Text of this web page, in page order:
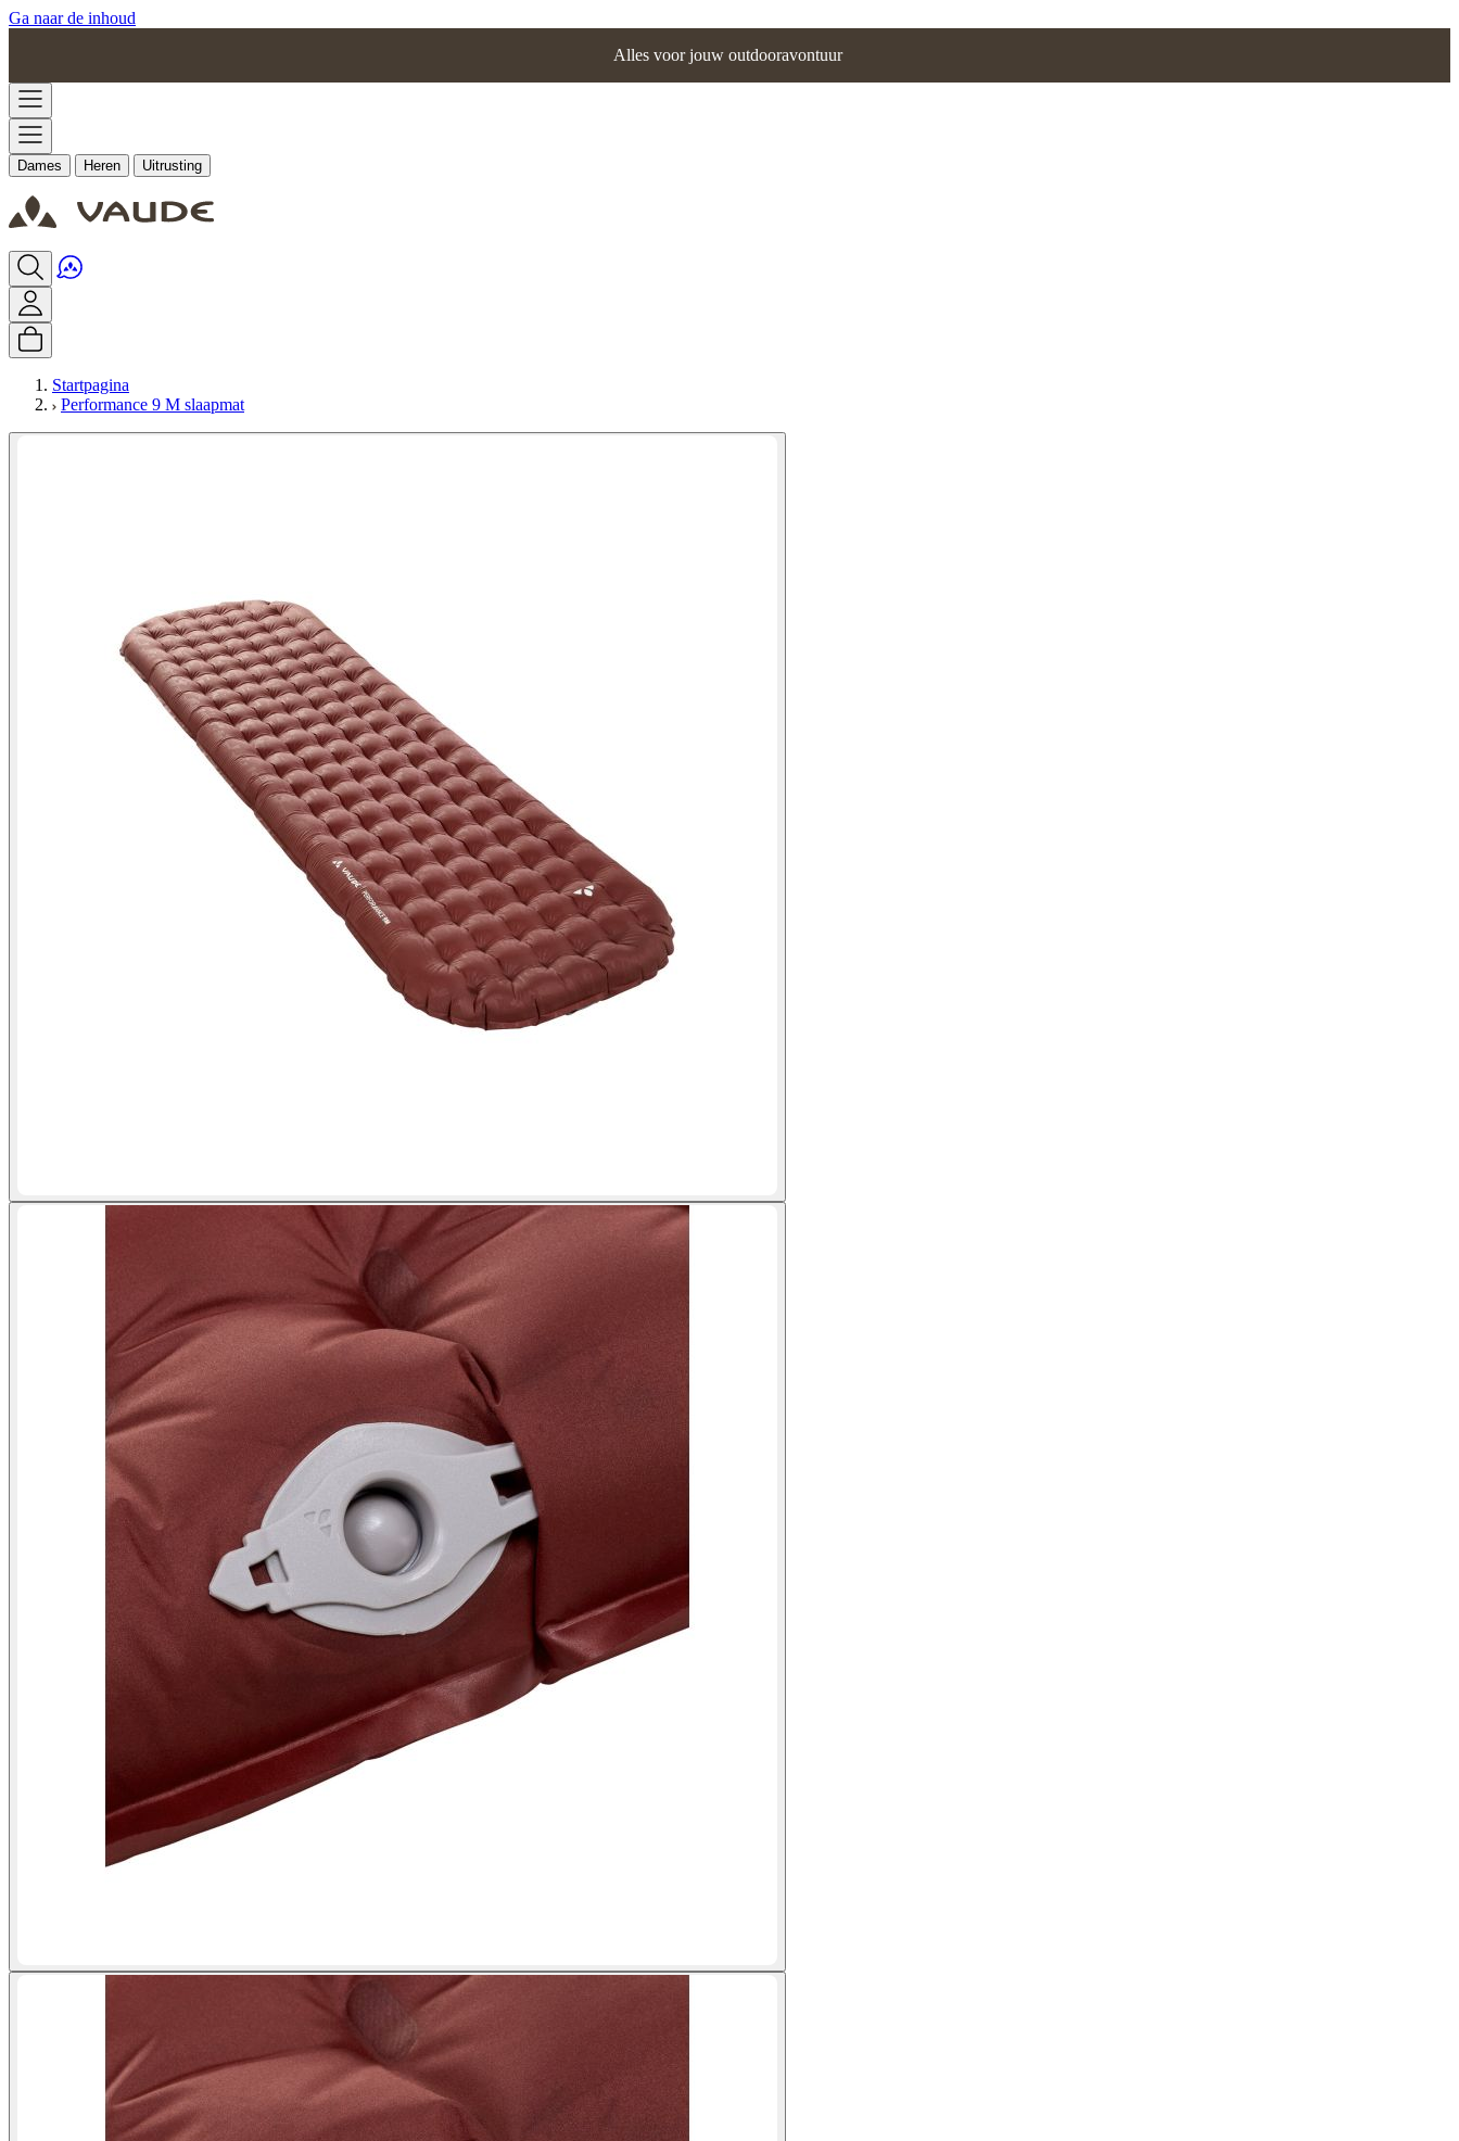
Ga naar de inhoud
Alles voor jouw outdooravontuur
Dames Heren Uitrusting
Startpagina
Performance 9 M slaapmat